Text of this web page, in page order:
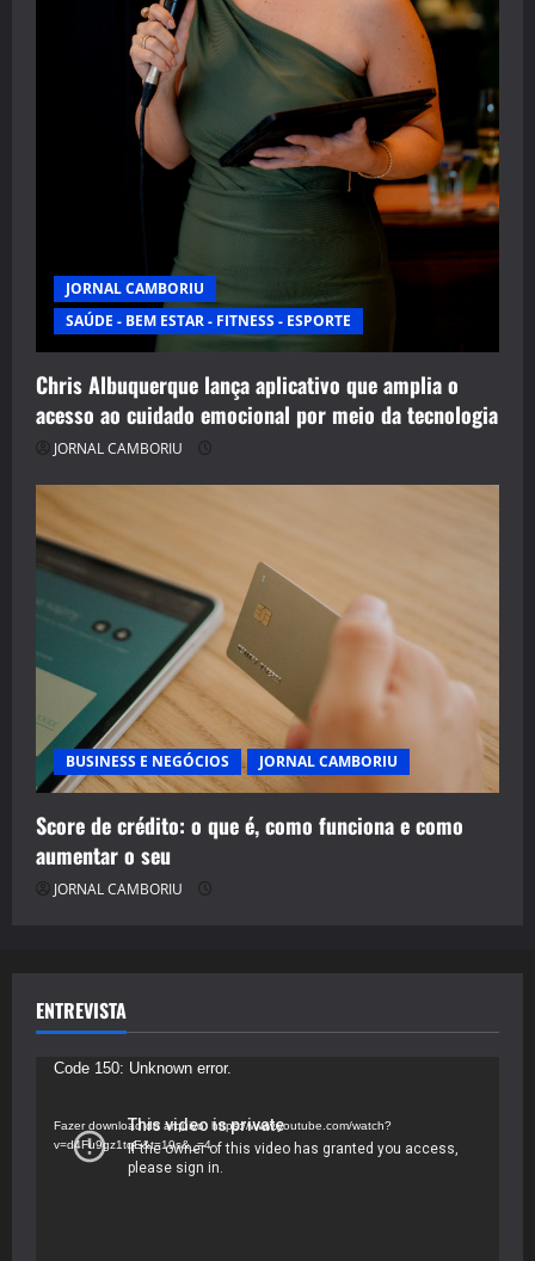
JORNAL CAMBORIU
SAÚDE - BEM ESTAR - FITNESS - ESPORTE
Chris Albuquerque lança aplicativo que amplia o
acesso ao cuidado emocional por meio da tecnologia
JORNAL CAMBORIU
BUSINESS E NEGÓCIOS JORNAL CAMBORIU
Score de crédito: o que é, como funciona e como
aumentar o seu
JORNAL CAMBORIU
ENTREVISTA
Tocador
vídeo
Code 150: Unknown error.
Fazer download do arquivo: https://www.youtube.com/watch?
v=d4Fu9gz1tqE&t=19s&_=4